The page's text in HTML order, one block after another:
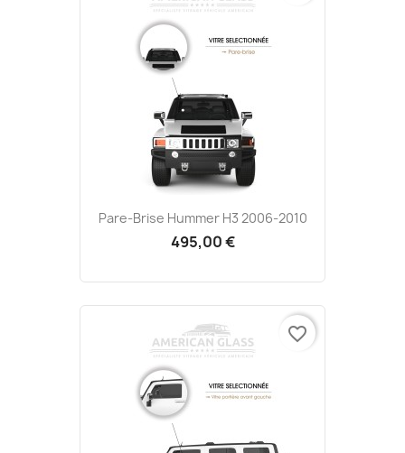
Pare-Brise Hummer H3 2006-2010
495,00 €
favorite_border